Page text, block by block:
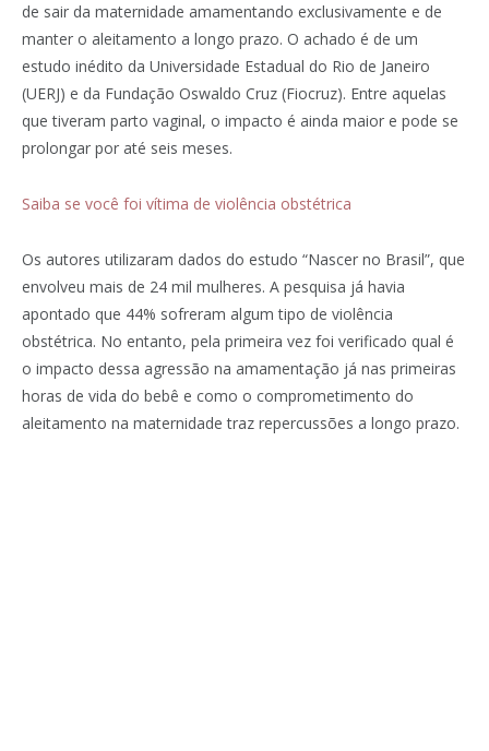
de sair da maternidade amamentando exclusivamente e de
manter o aleitamento a longo prazo. O achado é de um
estudo inédito da Universidade Estadual do Rio de Janeiro
(UERJ) e da Fundação Oswaldo Cruz (Fiocruz). Entre aquelas
que tiveram parto vaginal, o impacto é ainda maior e pode se
prolongar por até seis meses.
Saiba se você foi vítima de violência obstétrica
Os autores utilizaram dados do estudo “Nascer no Brasil”, que
envolveu mais de 24 mil mulheres. A pesquisa já havia
apontado que 44% sofreram algum tipo de violência
obstétrica. No entanto, pela primeira vez foi verificado qual é
o impacto dessa agressão na amamentação já nas primeiras
horas de vida do bebê e como o comprometimento do
aleitamento na maternidade traz repercussões a longo prazo.